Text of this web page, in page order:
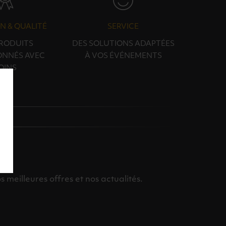
& QUALITÉ
AVEC
SERVICE
DES SOLUTIONS ADAPTÉES
À VOS ÉVÉNEMENTS
meilleures offres et nos actualités.